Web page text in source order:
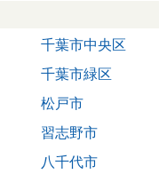
千葉市中央区
千葉市緑区
松戸市
習志野市
八千代市